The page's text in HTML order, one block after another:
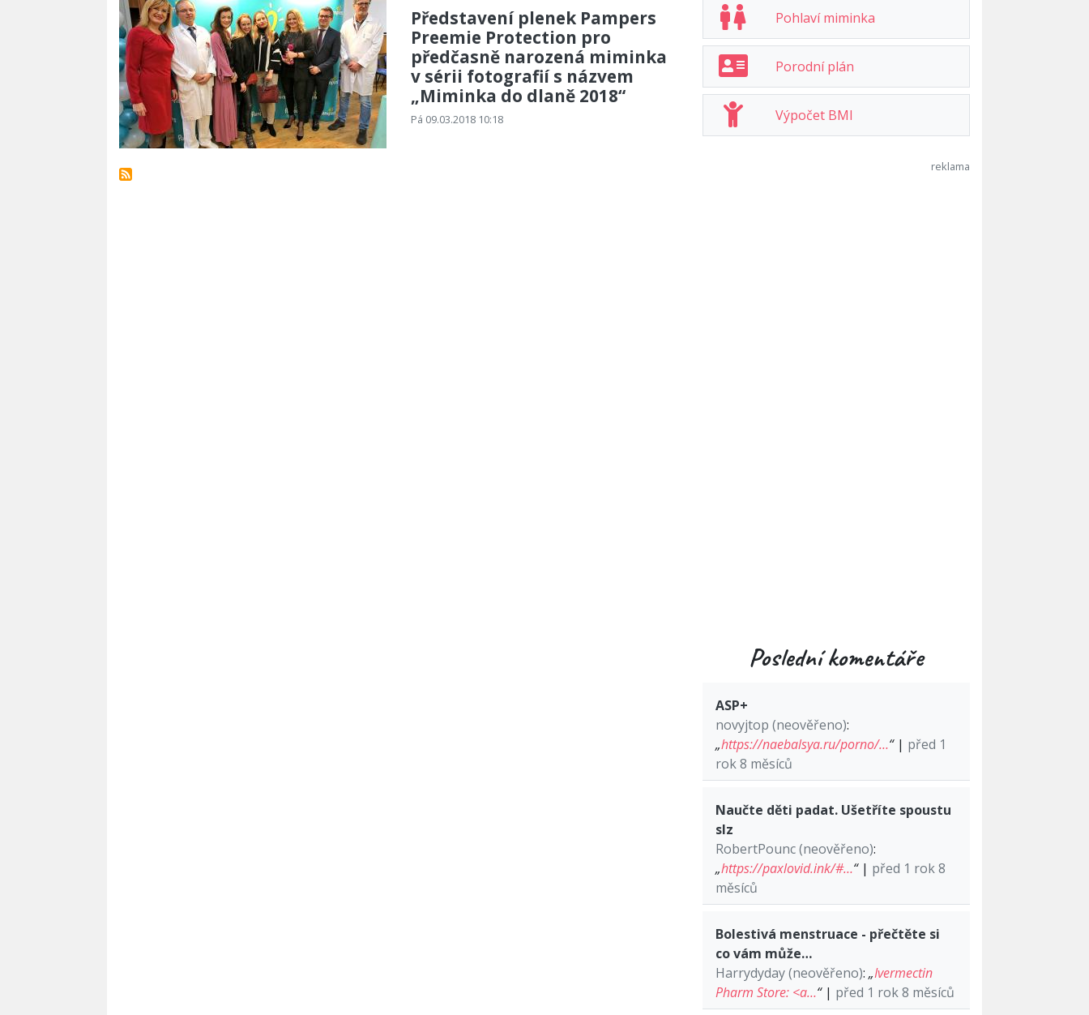
Představení plenek Pampers
Preemie Protection pro
předčasně narozená miminka
v sérii fotografií s názvem
„Miminka do dlaně 2018“
Pá 09.03.2018 10:18
Pohlaví miminka
Porodní plán
Výpočet BMI
Poslední komentáře
ASP+
novyjtop (neověřeno):
„https://naebalsya.ru/porno/…“| před 1
rok 8 měsíců
Naučte děti padat. Ušetříte spoustu
slz
RobertPounc (neověřeno):
„https://paxlovid.ink/#…“| před 1 rok 8
měsíců
Bolestivá menstruace - přečtěte si
co vám může…
Harrydyday (neověřeno): „Ivermectin
Pharm Store: <a…“| před 1 rok 8 měsíců